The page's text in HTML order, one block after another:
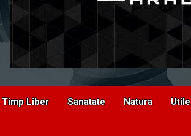
Timp Liber Sanatate Natura Utile